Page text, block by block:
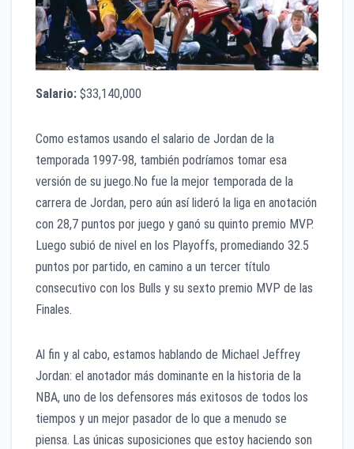
Salario: $33,140,000
Como estamos usando el salario de Jordan de la
temporada 1997-98, también podríamos tomar esa
versión de su juego.No fue la mejor temporada de la
carrera de Jordan, pero aún así lideró la liga en anotación
con 28,7 puntos por juego y ganó su quinto premio MVP.
Luego subió de nivel en los Playoffs, promediando 32.5
puntos por partido, en camino a un tercer título
consecutivo con los Bulls y su sexto premio MVP de las
Finales.
Al fin y al cabo, estamos hablando de Michael Jeffrey
Jordan: el anotador más dominante en la historia de la
NBA, uno de los defensores más exitosos de todos los
tiempos y un mejor pasador de lo que a menudo se
piensa. Las únicas suposiciones que estoy haciendo son